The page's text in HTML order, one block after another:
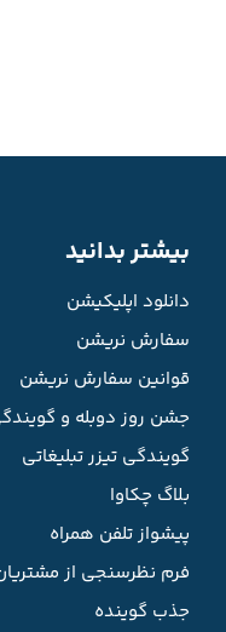
بیشتر بدانید
دانلود اپلیکیشن
سفارش نریشن
قوانین سفارش نریشن
جشن روز دوبله و
گویندگی تیزر تبلیغاتی
بلاگ چکاوا
پیشواز تلفن همراه
فرم نظرسنجی از
جذب گوینده